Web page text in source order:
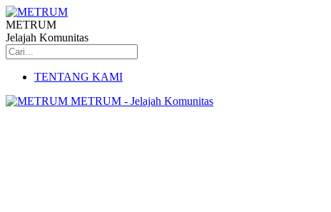
METRUM
Jelajah Komunitas
TENTANG KAMI
METRUM - Jelajah Komunitas